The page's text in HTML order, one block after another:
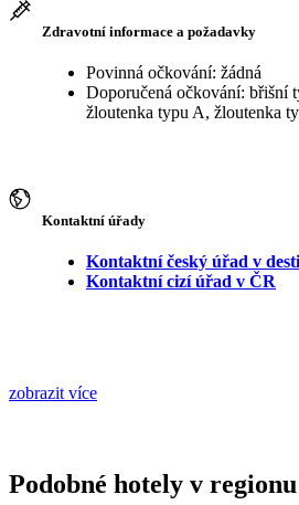
Zdravotní informace a požadavky
Povinná očkování: žádná
Doporučená očkování: břišní
žloutenka typu A, žloutenka
Kontaktní úřady
Kontaktní český úřad v
Kontaktní cizí úřad v ČR
zobrazit více
Podobné hotely v regionu